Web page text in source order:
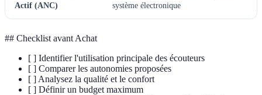
Actif (ANC)
système électronique
## Checklist avant Achat
[ ] Identifier l'utilisation principale des écouteurs
[ ] Comparer les autonomies proposées
[ ] Analysez la qualité et le confort
[ ] Définir un budget maximum